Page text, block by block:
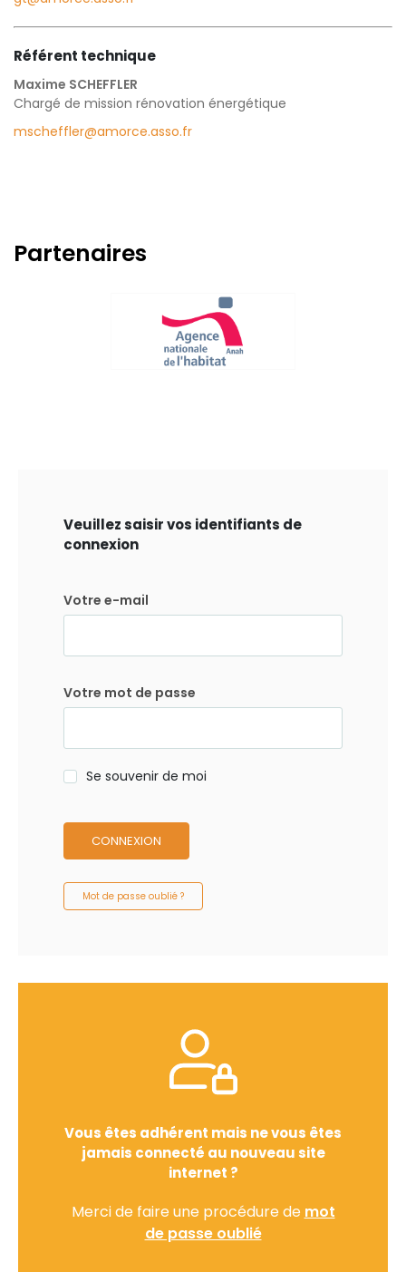
Référent technique
Maxime SCHEFFLER
Chargé de mission rénovation énergétique
mscheffler@amorce.asso.fr
Partenaires
Veuillez saisir vos identifiants de
connexion
Votre e-mail
Votre mot de passe
Se souvenir de moi
CONNEXION
Mot de passe oublié ?
Vous êtes adhérent mais ne vous êtes
jamais connecté au nouveau site
internet ?
Merci de faire une procédure de mot
de passe oublié